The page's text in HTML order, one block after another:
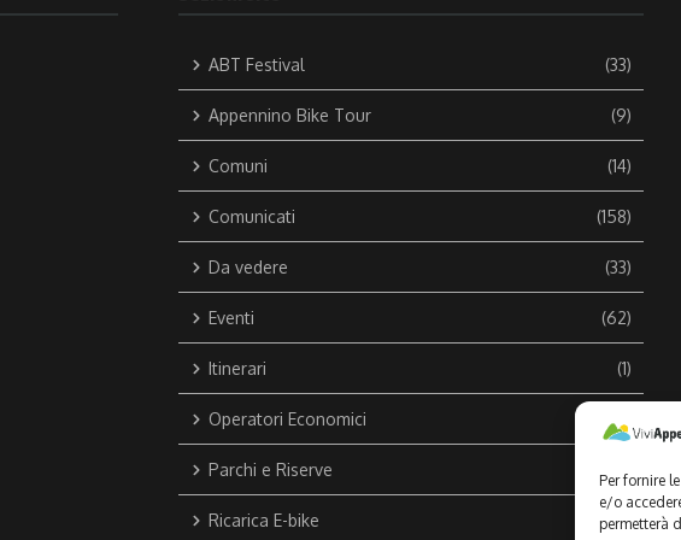
Per fornire
e/o
permetterà
ABT Festival (33)
Appennino Bike Tour (9)
Comuni (14)
Comunicati (158)
Da vedere (33)
Eventi (62)
Itinerari (1)
Operatori Economici (44)
Parchi e Riserve (1)
Ricarica E-bike (1)